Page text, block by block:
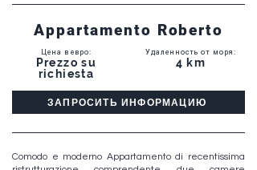
Appartamento Roberto
Цена в евро:
Prezzo su
richiesta
Удаленность от моря :
4 km
ЗАПРОСИТЬ ИНФОРМАЦИЮ
Comodo e moderno Appartamento di recentissima